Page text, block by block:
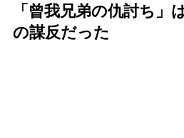
「曾我兄弟の仇討ち」
の謀反だった